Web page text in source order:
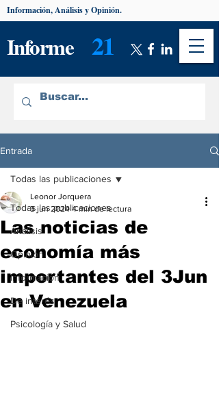
Informe 21
Información, Análisis y Opinión.
Entrada
Todas las publicaciones
Análisis
Opinión
Información
De interés
Psicología y Salud
Todas las publicaciones
Las noticias de
economía más
importantes del 3Jun
en Venezuela
Leonor Jorquera
3 jun 2024 4 min de lectura